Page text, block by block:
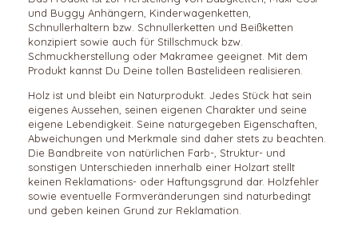
und Buggy Anhängern, Kinderwagenketten,
Schnullerhaltern bzw. Schnullerketten und Beißketten
konzipiert sowie auch für Stillschmuck bzw.
Schmuckherstellung oder Makramee geeignet. Mit dem
Produkt kannst Du Deine tollen Bastelideen realisieren.
Holz ist und bleibt ein Naturprodukt. Jedes Stück hat sein
eigenes Aussehen, seinen eigenen Charakter und seine
eigene Lebendigkeit. Seine naturgegeben Eigenschaften,
Abweichungen und Merkmale sind daher stets zu beachten.
Die Bandbreite von natürlichen Farb-, Struktur- und
sonstigen Unterschieden innerhalb einer Holzart stellt
keinen Reklamations- oder Haftungsgrund dar. Holzfehler
sowie eventuelle Formveränderungen sind naturbedingt
und geben keinen Grund zur Reklamation.